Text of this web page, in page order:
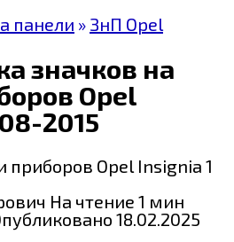
панели » ЗнП Opel
значков на
Opel
2015
На чтение 1 мин
18.02.2025